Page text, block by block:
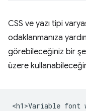
CSS ve yazı tipi
odaklanmanıza
görebileceğiniz bir
üzere
<h1>Variable font